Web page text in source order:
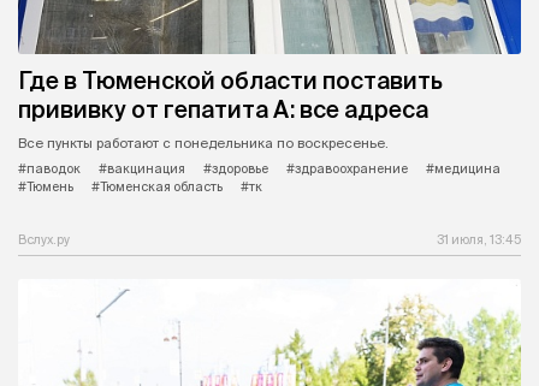
Где в Тюменской области поставить
прививку от гепатита А: все адреса
Все пункты работают с понедельника по воскресенье.
#паводок
#вакцинация #здоровье #здравоохранение
#медицина
#Тюмень
#Тюменская область #тк
Вслух.ру 31 июля, 13:45